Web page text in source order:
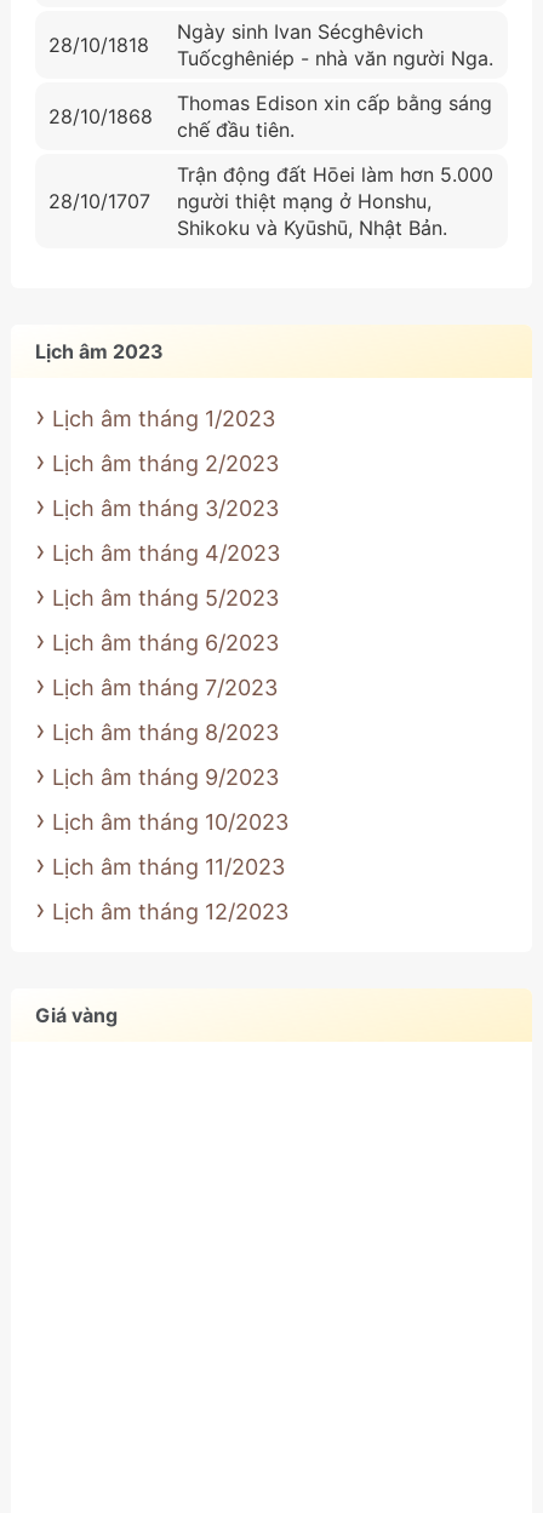
28/10/1818
Ngày sinh Ivan Sécghêvich
Tuốcghêniép - nhà văn người Nga.
28/10/1868
Thomas Edison xin cấp bằng sáng
chế đầu tiên.
28/10/1707
Trận động đất Hōei làm hơn 5.000
người thiệt mạng ở Honshu,
Shikoku và Kyūshū, Nhật Bản.
Lịch âm 2023
Lịch âm tháng 1/2023
Lịch âm tháng 2/2023
Lịch âm tháng 3/2023
Lịch âm tháng 4/2023
Lịch âm tháng 5/2023
Lịch âm tháng 6/2023
Lịch âm tháng 7/2023
Lịch âm tháng 8/2023
Lịch âm tháng 9/2023
Lịch âm tháng 10/2023
Lịch âm tháng 11/2023
Lịch âm tháng 12/2023
Giá vàng